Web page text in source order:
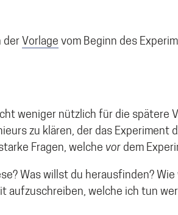
der Vorlage vom Beginn des
weniger nützlich für die spätere
zu klären, der das
Fragen, welche vor dem
Was willst du herausfinden?
aufzuschreiben, welche ich tun